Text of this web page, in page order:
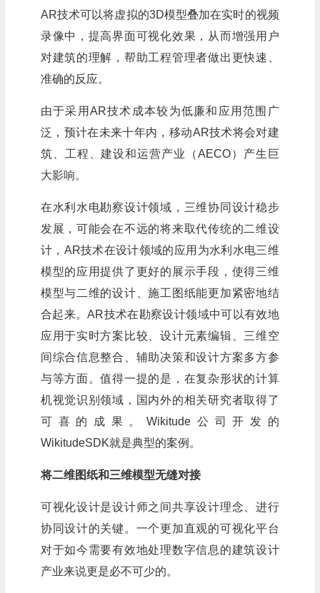
AR技术可以将虚拟的3D模型叠加在实时的视频
录像中，提高界面可视化效果，从而增强用户
对建筑的理解，帮助工程管理者做出更快速、
准确的反应。
由于采用AR技术成本较为低廉和应用范围广
泛，预计在未来十年内，移动AR技术将会对建
筑、工程、建设和运营产业（AECO）产生巨
大影响。
在水利水电勘察设计领域，三维协同设计稳步
发展，可能会在不远的将来取代传统的二维设
计，AR技术在设计领域的应用为水利水电三维
模型的应用提供了更好的展示手段，使得三维
模型与二维的设计、施工图纸能更加紧密地结
合起来。AR技术在勘察设计领域中可以有效地
应用于实时方案比较、设计元素编辑、三维空
间综合信息整合、辅助决策和设计方案多方参
与等方面。值得一提的是，在复杂形状的计算
机视觉识别领域，国内外的相关研究者取得了
可喜的成果。Wikitude公司开发的
WikitudeSDK就是典型的案例。
将二维图纸和三维模型无缝对接
可视化设计是设计师之间共享设计理念、进行
协同设计的关键。一个更加直观的可视化平台
对于如今需要有效地处理数字信息的建筑设计
产业来说更是必不可少的。